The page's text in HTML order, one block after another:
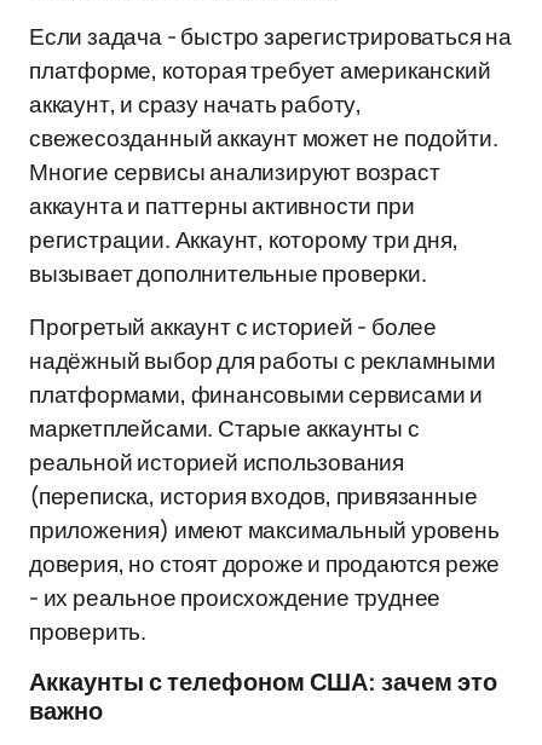
Если задача - быстро зарегистрироваться на
платформе, которая требует американский
аккаунт, и сразу начать работу,
свежесозданный аккаунт может не подойти.
Многие сервисы анализируют возраст
аккаунта и паттерны активности при
регистрации. Аккаунт, которому три дня,
вызывает дополнительные проверки.
Прогретый аккаунт с историей - более
надёжный выбор для работы с рекламными
платформами, финансовыми сервисами и
маркетплейсами. Старые аккаунты с
реальной историей использования
(переписка, история входов, привязанные
приложения) имеют максимальный уровень
доверия, но стоят дороже и продаются реже
- их реальное происхождение труднее
проверить.
Аккаунты с телефоном США: зачем это
важно